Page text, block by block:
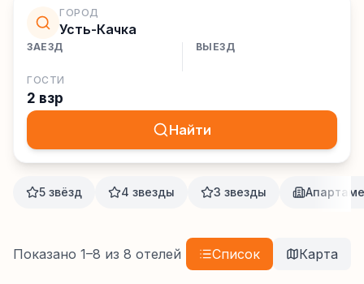
ГОРОД
Усть-Качка
ЗАЕЗД ВЫЕЗД
ГОСТИ
2 взр
Найти
5 звёзд 4 звезды 3 звезды
Показано 1–8 из 8 отелей Список Карта